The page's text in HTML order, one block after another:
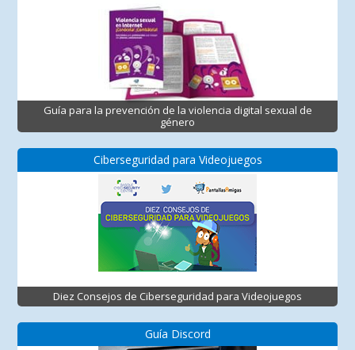
Guía para la prevención de la violencia digital sexual de
género
Ciberseguridad para Videojuegos
Diez Consejos de Ciberseguridad para Videojuegos
Guía Discord